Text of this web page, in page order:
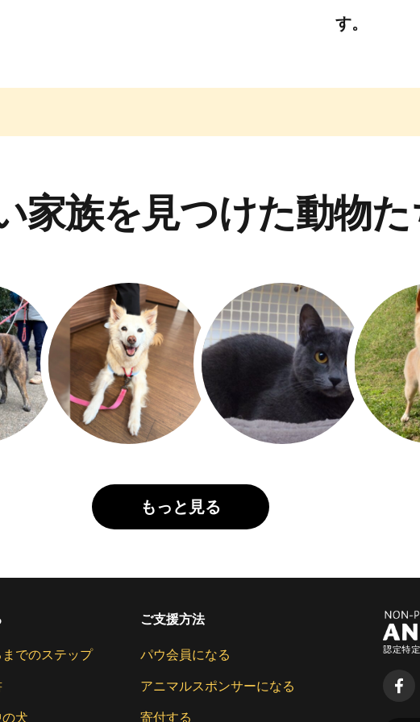
す。
家族を見つけた動物た
もっと見る
でのステップ
犬
ご支援方法
パウ会員になる
アニマルスポンサーになる
寄付する